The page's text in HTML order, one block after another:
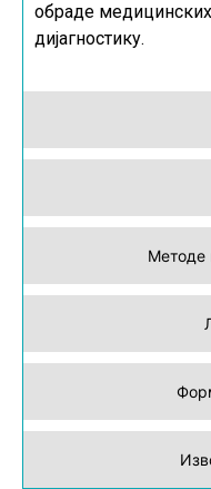
Методе
обраде
дијагностику.